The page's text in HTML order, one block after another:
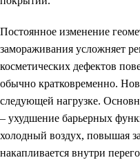
Постоянное изменение
замораживания усложняет
косметических дефектов
обычно кратковременно.
следующей нагрузке.
– ухудшение барьерных
холодный воздух, повышая
накапливается внутри